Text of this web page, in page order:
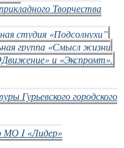
Творчества
студия «Подсолнухи”
группа «Смысл жизни
и «Экспромт».
Гурьевского городского
МО I «Лидер»